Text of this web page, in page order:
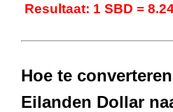
Resultaat: 1 SBD =
Hoe te
Eilanden Dollar